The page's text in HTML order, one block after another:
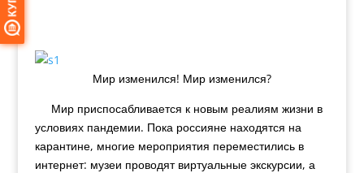
Мир изменился! Мир изменился?
Мир приспосабливается к новым реалиям жизни в
условиях пандемии. Пока россияне находятся на
карантине, многие мероприятия переместились в
интернет: музеи проводят виртуальные экскурсии, а